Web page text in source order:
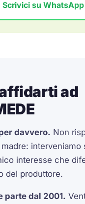
Scrivici su WhatsApp
ad
davvero. Non
interveniamo
interesse che
del produttore.
parte dal 2001.